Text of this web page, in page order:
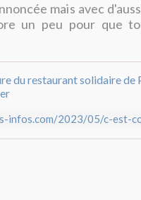
mais avec
un peu pour que